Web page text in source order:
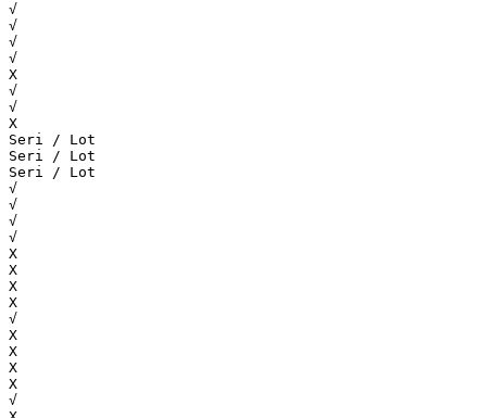
√
√
√
√
Х
√
√
Х
Seri / Lot
Seri / Lot
Seri / Lot
√
√
√
√
Х
Х
Х
Х
√
Х
Х
Х
Х
√